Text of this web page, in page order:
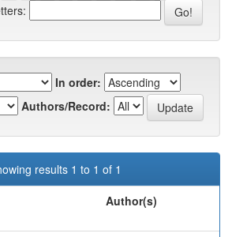
In order:
Authors/Record:
results 1 to 1 of 1
Author(s)